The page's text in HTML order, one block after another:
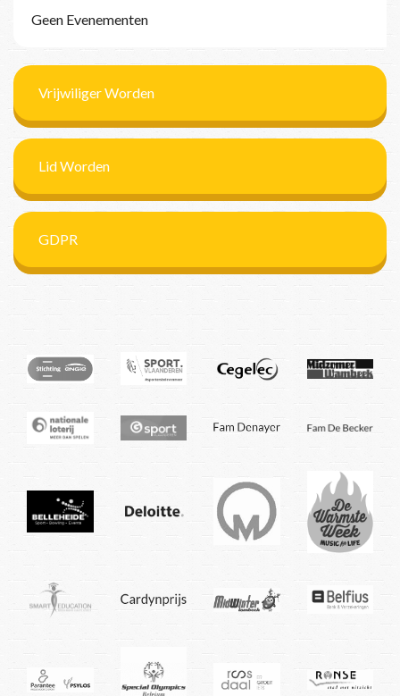
Geen Evenementen
Vrijwiliger Worden
Lid Worden
GDPR